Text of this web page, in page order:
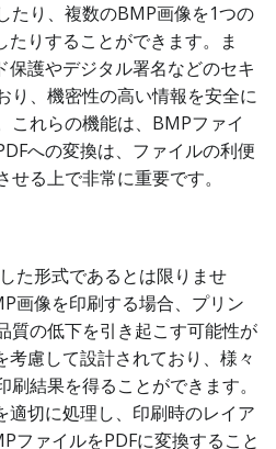
たり、複数のBMP画像を1つの
たりすることができます。ま
保護やデジタル署名などのセキ
り、機密性の高い情報を安全に
これらの機能は、BMPファイ
への変換は、ファイルの利便
る上で非常に重要です。
た形式であるとは限りませ
画像を印刷する場合、プリン
質の低下を引き起こす可能性が
考慮して設計されており、様々
結果を得ることができます。
適切に処理し、印刷時のレイア
ファイルをPDFに変換すること